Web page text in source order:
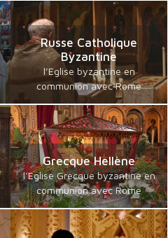
Russe Catholique
Byzantine
l’Eglise byzantine en
communion avec Rome
Grecque Hellène
l’Eglise Grecque byzantine en
communion avec Rome